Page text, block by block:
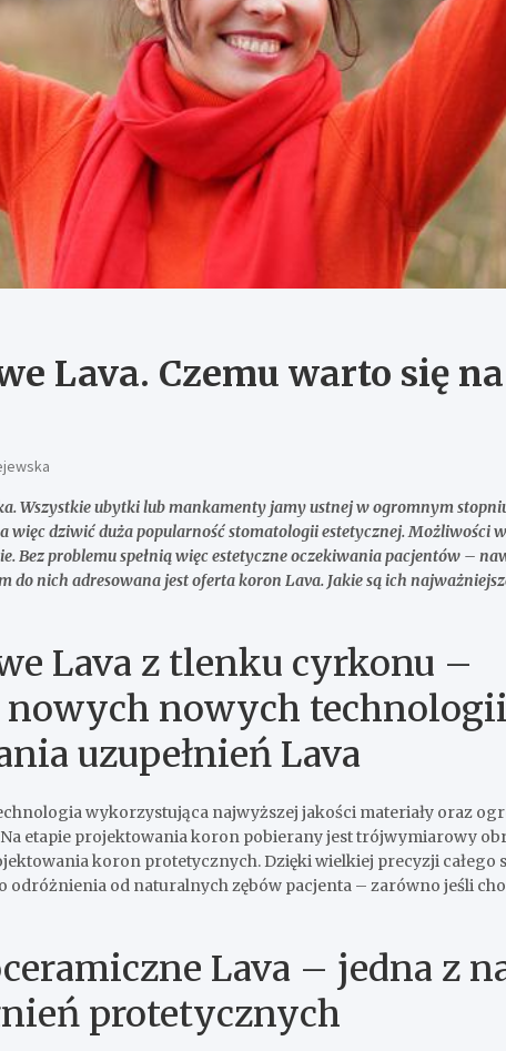
Lava. Czemu warto się
Wszystkie ubytki lub mankamenty jamy ustnej w ogromnym
więc dziwić duża popularność stomatologii estetycznej. Możliwości
Bez problemu spełnią więcestetyczne oczekiwania pacjentów –
do nich adresowana jest ofertakoron Lava. Jakie są ich
Lava z tlenku cyrkonu –
nowych nowych technologii
uzupełnień Lava
wykorzystująca najwyższej jakości materiały oraz
etapie projektowania koron pobierany jesttrójwymiarowy
koron protetycznych. Dzięki wielkiej precyzji całego
odróżnienia od naturalnych zębów pacjenta – zarówno jeśli
Lava – jedna z
protetycznych